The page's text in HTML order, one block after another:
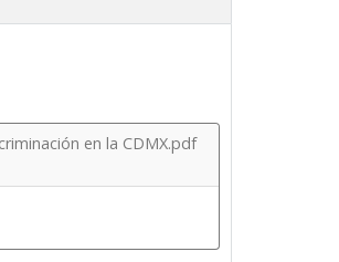
en la CDMX.pdf